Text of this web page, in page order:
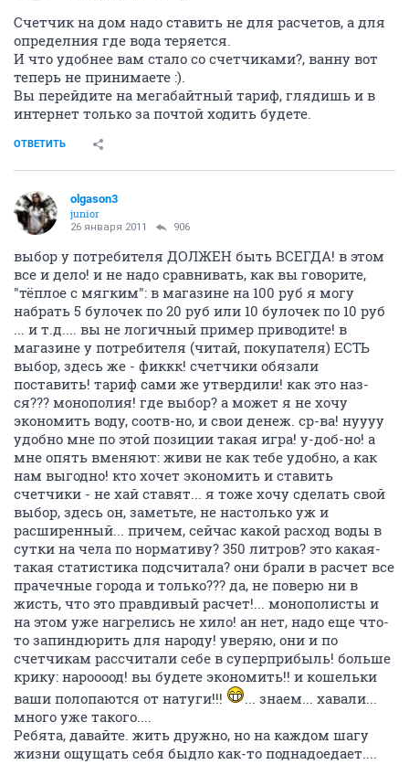
Счетчик на дом надо ставить не для расчетов, а для
определния где вода теряется.
И что удобнее вам стало со счетчиками?, ванну вот
теперь не принимаете :).
Вы перейдите на мегабайтный тариф, глядишь и в
интернет только за почтой ходить будете.
ОТВЕТИТЬ
olgason3
junior
26 января 2011 906
выбор у потребителя ДОЛЖЕН быть ВСЕГДА! в этом
все и дело! и не надо сравнивать, как вы говорите,
"тёплое с мягким": в магазине на 100 руб я могу
набрать 5 булочек по 20 руб или 10 булочек по 10 руб
... и т.д.... вы не логичный пример приводите! в
магазине у потребителя (читай, покупателя) ЕСТЬ
выбор, здесь же - фиккк! счетчики обязали
поставить! тариф сами же утвердили! как это наз-
ся??? монополия! где выбор? а может я не хочу
экономить воду, соотв-но, и свои денеж. ср-ва! нуууу
удобно мне по этой позиции такая игра! у-доб-но! а
мне опять вменяют: живи не как тебе удобно, а как
нам выгодно! кто хочет экономить и ставить
счетчики - не хай ставят... я тоже хочу сделать свой
выбор, здесь он, заметьте, не настолько уж и
расширенный... причем, сейчас какой расход воды в
сутки на чела по нормативу? 350 литров? это какая-
такая статистика подсчитала? они брали в расчет все
прачечные города и только??? да, не поверю ни в
жисть, что это правдивый расчет!... монополисты и
на этом уже нагрелись не хило! ан нет, надо еще что-
то запиндюрить для народу! уверяю, они и по
счетчикам рассчитали себе в суперприбыль! больше
крику: нароооод! вы будете экономить!! и кошельки
ваши полопаются от натуги!!!
... знаем... хавали...
много уже такого....
Ребята, давайте. жить дружно, но на каждом шагу
жизни ощущать себя быдло как-то поднадоедает....